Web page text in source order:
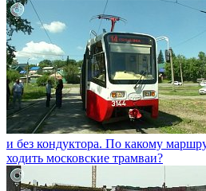
и без кондуктора. По какому
ходить московские трамваи?